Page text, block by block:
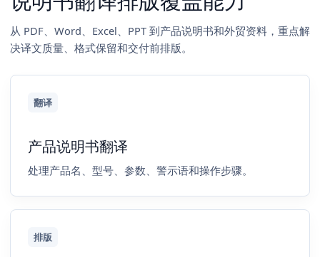
从 PDF、Word、Excel、PPT 到产品说明书和外贸资料，重点解
决译文质量、格式保留和交付前排版。
翻译
产品说明书翻译
处理产品名、型号、参数、警示语和操作步骤。
排版